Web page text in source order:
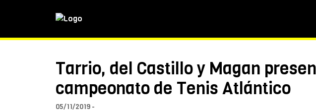
Tarrio, del Castillo y Magan
campeonato de Tenis Atlántico
05/11/2019